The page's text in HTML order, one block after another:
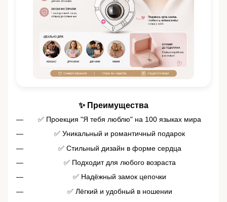
✨ Преимущества
✅ Проекция "Я тебя люблю" на 100 языках мира
✅ Уникальный и романтичный подарок
✅ Стильный дизайн в форме сердца
✅ Подходит для любого возраста
✅ Надёжный замок цепочки
✅ Лёгкий и удобный в ношении